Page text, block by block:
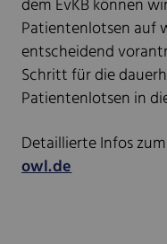
dem EvKB können
Patientenlotsen auf
entscheidend
Schritt für die
Patientenlotsen in
Detaillierte Infos
owl.de